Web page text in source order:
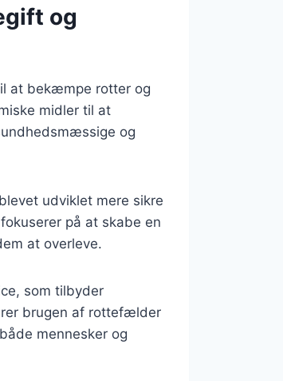
og
at bekæmpe rotter og
midler til at
og
udviklet mere sikre
på at skabe en
at overleve.
som tilbyder
brugen af rottefælder
mennesker og